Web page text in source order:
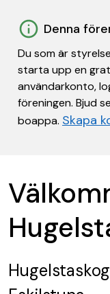
Denna
Du som är
starta upp en
användarkonto,
föreningen. Bjud
boappa. Skapa